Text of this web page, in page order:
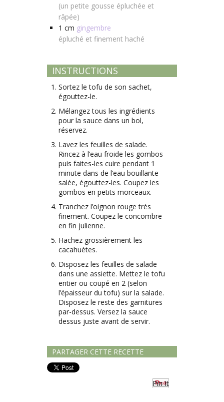
(un petite gousse épluchée et
râpée)
1 cm gingembre
épluché et finement haché
INSTRUCTIONS
Sortez le tofu de son sachet,
égouttez-le.
Mélangez tous les ingrédients
pour la sauce dans un bol,
réservez.
Lavez les feuilles de salade.
Rincez à l’eau froide les gombos
puis faites-les cuire pendant 1
minute dans de l’eau bouillante
salée, égouttez-les. Coupez les
gombos en petits morceaux.
Tranchez l’oignon rouge très
finement. Coupez le concombre
en fin julienne.
Hachez grossièrement les
cacahuètes.
Disposez les feuilles de salade
dans une assiette. Mettez le tofu
entier ou coupé en 2 (selon
l’épaisseur du tofu) sur la salade.
Disposez le reste des garnitures
par-dessus. Versez la sauce
dessus juste avant de servir.
PARTAGER CETTE RECETTE
Pin It